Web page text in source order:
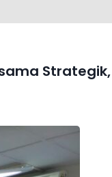
Strategik,